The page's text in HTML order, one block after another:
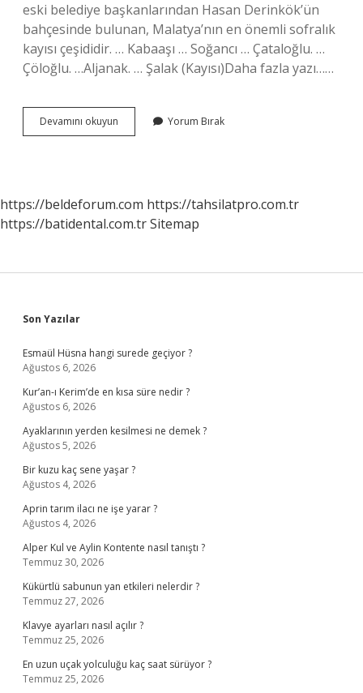
eski belediye başkanlarından Hasan Derinkök’ün
bahçesinde bulunan, Malatya’nın en önemli sofralık
kayısı çeşididir. … Kabaaşı … Soğancı … Çataloğlu. …
Çöloğlu. …Aljanak. … Şalak (Kayısı)Daha fazla yazı……
Devamını okuyun
Kayısıya
Yorum Bırak
https://beldeforum.com https://tahsilatpro.com.tr
https://batidental.com.trSitemap
Sidebar
Son Yazılar
Esmaül Hüsna hangi surede geçiyor ?
Ağustos 6, 2026
Kur’an-ı Kerim’de en kısa süre nedir ?
Ağustos 6, 2026
Ayaklarının yerden kesilmesi ne demek ?
Ağustos 5, 2026
Bir kuzu kaç sene yaşar ?
Ağustos 4, 2026
Aprin tarım ilacı ne işe yarar ?
Ağustos 4, 2026
Alper Kul ve Aylin Kontente nasıl tanıştı ?
Temmuz 30, 2026
Kükürtlü sabunun yan etkileri nelerdir ?
Temmuz 27, 2026
Klavye ayarları nasıl açılır ?
Temmuz 25, 2026
En uzun uçak yolculuğu kaç saat sürüyor ?
Temmuz 25, 2026